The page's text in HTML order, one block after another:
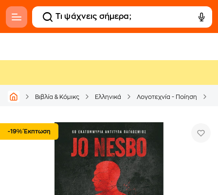
Βιβλία & Κόμικς Ελληνικά Λογοτεχνία - Ποίηση
-19% Έκπτωση